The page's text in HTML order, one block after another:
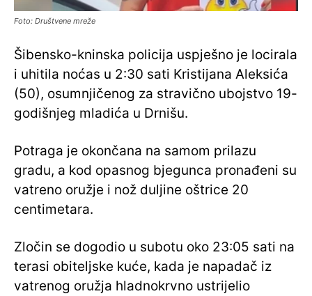
Foto: Društvene mreže
Šibensko-kninska policija uspješno je locirala
i uhitila noćas u 2:30 sati Kristijana Aleksića
(50), osumnjičenog za stravično ubojstvo 19-
godišnjeg mladića u Drnišu.
Potraga je okončana na samom prilazu
gradu, a kod opasnog bjegunca pronađeni su
vatreno oružje i nož duljine oštrice 20
centimetara.
Zločin se dogodio u subotu oko 23:05 sati na
terasi obiteljske kuće, kada je napadač iz
vatrenog oružja hladnokrvno ustrijelio